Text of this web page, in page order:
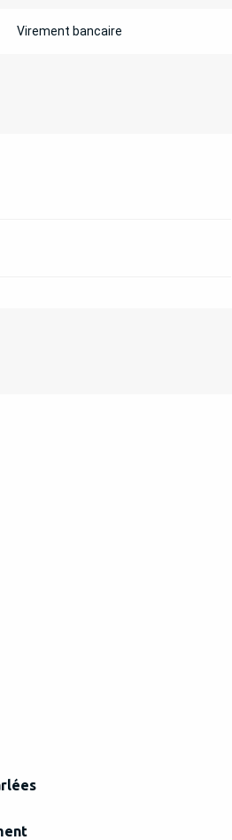
Virement bancaire